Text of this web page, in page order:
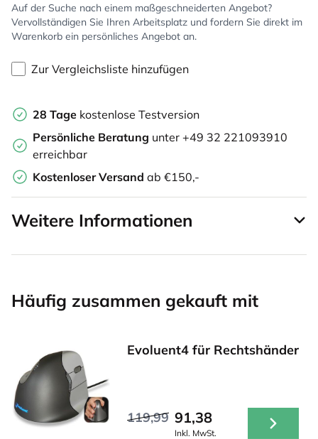
Auf der Suche nach einem maßgeschneiderten Angebot?
Vervollständigen Sie Ihren Arbeitsplatz und fordern Sie direkt im
Warenkorb ein persönliches Angebot an.
Zur Vergleichsliste hinzufügen
28 Tage kostenlose Testversion
Persönliche Beratung unter +49 32 221093910
erreichbar
Kostenloser Versand ab €150,-
Weitere Informationen
Häufig zusammen gekauft mit
Evoluent4 für Rechtshänder
119,99 91,38
Inkl. MwSt.